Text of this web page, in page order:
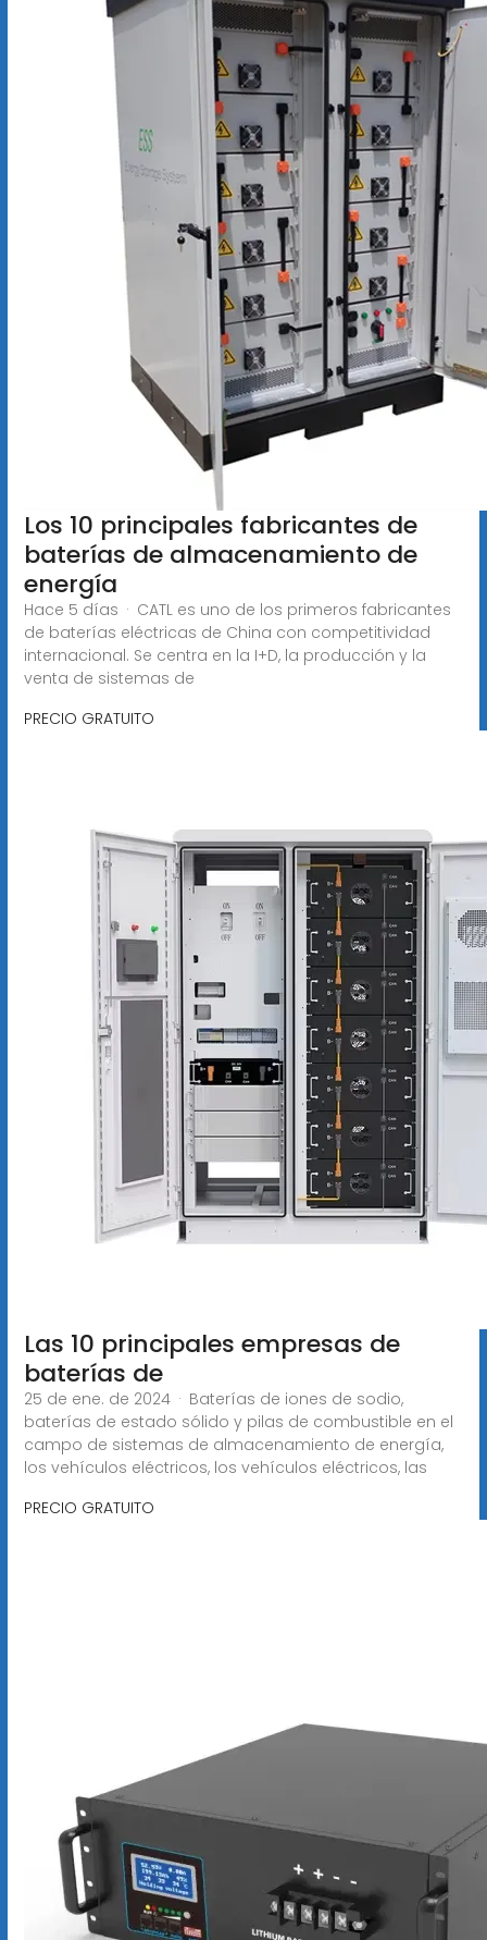
Los 10 principales fabricantes de
baterías de almacenamiento de
energía
Hace 5 días · CATL es uno de los primeros fabricantes
de baterías eléctricas de China con competitividad
internacional. Se centra en la I+D, la producción y la
venta de sistemas de
PRECIO GRATUITO
Las 10 principales empresas de
baterías de
25 de ene. de 2024 · Baterías de iones de sodio,
baterías de estado sólido y pilas de combustible en el
campo de sistemas de almacenamiento de energía,
los vehículos eléctricos, los vehículos eléctricos, las
PRECIO GRATUITO